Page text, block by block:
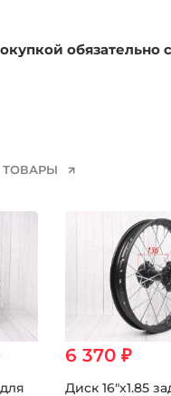
обязательно
ТОВАРЫ
6 370 ₽
Диск 16"x1.85